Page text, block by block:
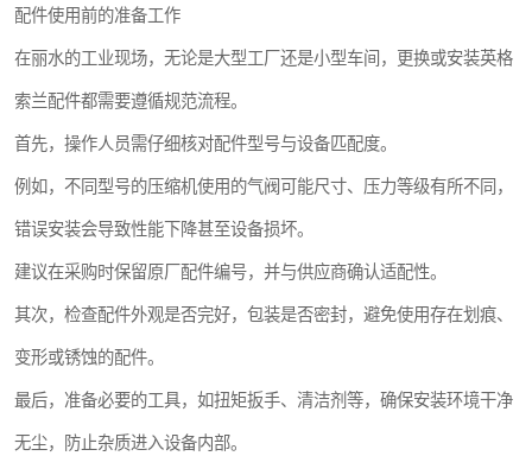
配件使用前的准备工作
在丽水的工业现场，无论是大型工厂还是小型车间，更换或安装英格
索兰配件都需要遵循规范流程。
首先，操作人员需仔细核对配件型号与设备匹配度。
例如，不同型号的压缩机使用的气阀可能尺寸、压力等级有所不同，
错误安装会导致性能下降甚至设备损坏。
建议在采购时保留原厂配件编号，并与供应商确认适配性。
其次，检查配件外观是否完好，包装是否密封，避免使用存在划痕、
变形或锈蚀的配件。
最后，准备必要的工具，如扭矩扳手、清洁剂等，确保安装环境干净
无尘，防止杂质进入设备内部。